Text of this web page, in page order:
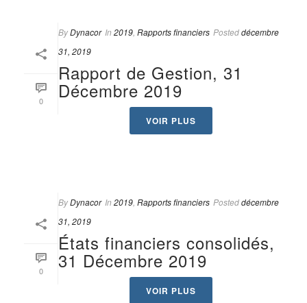
0
ByDynacor In 2019 Rapports financiers Posteddécembre
31, 2019
Rapport de Gestion, 31
Décembre 2019
VOIR PLUS
0
ByDynacor In 2019 Rapports financiers Posteddécembre
31, 2019
États financiers consolidés,
31 Décembre 2019
VOIR PLUS